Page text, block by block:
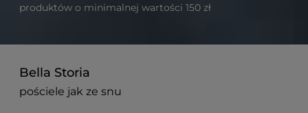
produktów o minimalnej wartości 150 zł
Bella Storia
pościele jak ze snu